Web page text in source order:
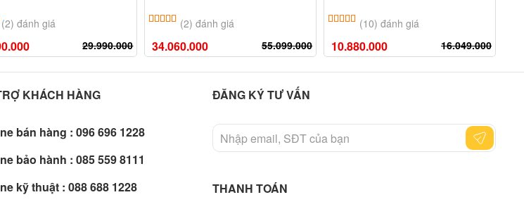
trên 5 dựa trên
(2) đánh giá
29.990.000
5.00 trên 5 dựa trên
2(2) đánh giá
34.060.000 55.099.000
5.00trên 5 dựa trên
10
(10) đánh giá
10.880.000 16.049.000
KHÁCH HÀNG
bán hàng : 096 696 1228
bảo hành : 085 559 8111
kỹ thuật : 088 688 1228
ĐĂNG KÝ TƯ VẤN
THANH TOÁN